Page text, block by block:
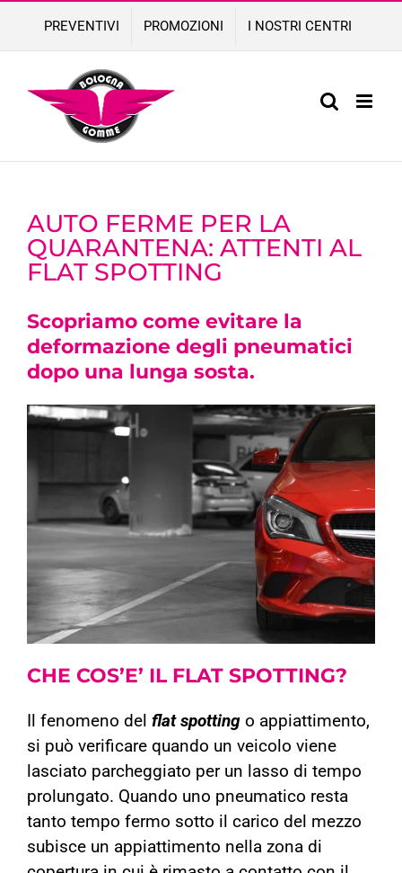
content
PREVENTIVI PROMOZIONI I NOSTRI CENTRI
AUTO FERME PER LA
QUARANTENA: ATTENTI AL
FLAT SPOTTING
Scopriamo come evitare la
deformazione degli pneumatici
dopo una lunga sosta.
CHE COS’E’ IL FLAT SPOTTING?
Il fenomeno del flat spotting o appiattimento,
si può verificare quando un veicolo viene
lasciato parcheggiato per un lasso di tempo
prolungato. Quando uno pneumatico resta
tanto tempo fermo sotto il carico del mezzo
subisce un appiattimento nella zona di